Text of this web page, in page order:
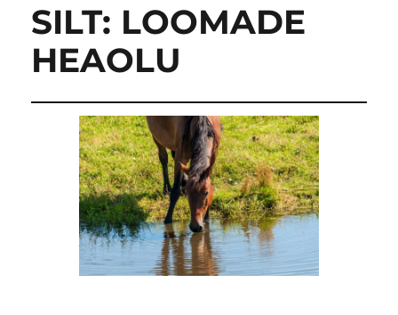
SILT: LOOMADE
HEAOLU